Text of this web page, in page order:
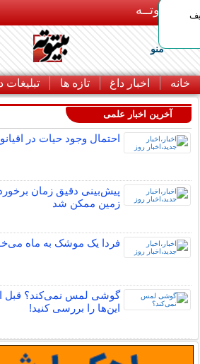
بـیتوتــه
منو
خانه اخبار داغ تازه ها تبلیغات
آخرین اخبار علمی
احتمال وجود حیات در
پیش‌بینی دقیق زمان
زمین ممکن شد
فردا یک موشک به ماه
گوشی لمس نمی‌کند؟ قبل
این‌ها را بررسی کنید!